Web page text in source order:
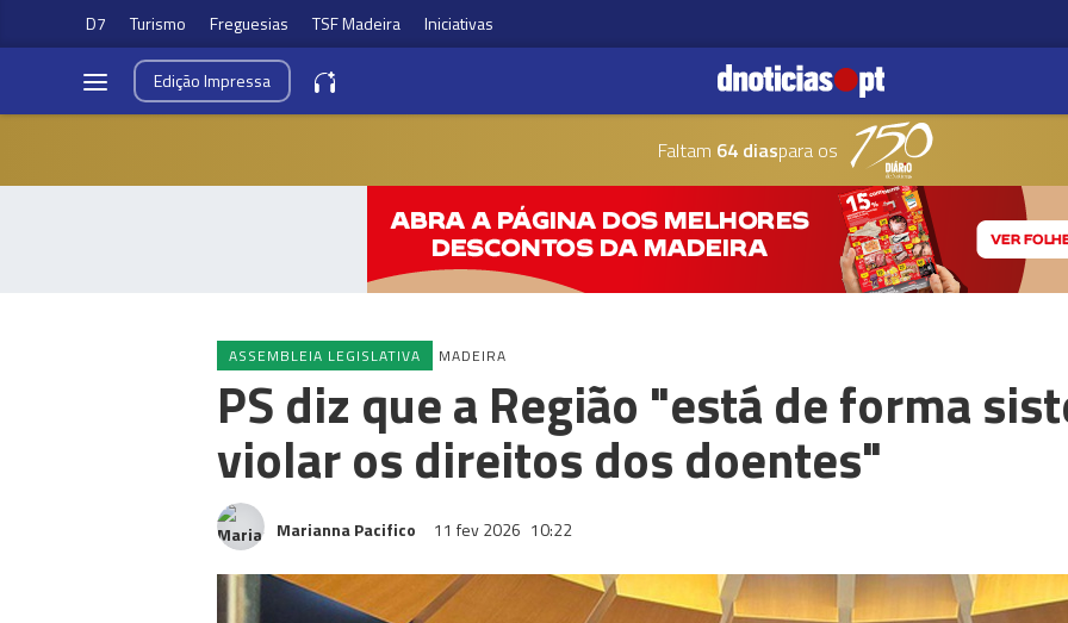
D7 Turismo Freguesias TSF Madeira Iniciativas
EdiçãoImpressa
Faltam 64 diaspara os
ASSEMBLEIA LEGISLATIVA MADEIRA
PS diz que a Região "está de forma
violar os direitos dos doentes"
Marianna Pacifico 11 fev 2026 10:22